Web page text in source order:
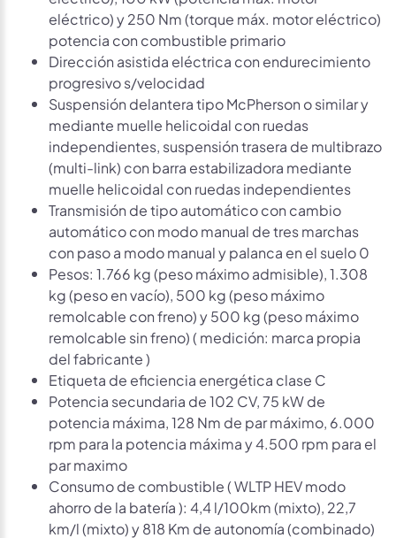
eléctrico) y 250 Nm (torque máx. motor eléctrico)
potencia con combustible primario
Dirección asistida eléctrica con endurecimiento
progresivo s/velocidad
Suspensión delantera tipo McPherson o similar y
mediante muelle helicoidal con ruedas
independientes, suspensión trasera de multibrazo
(multi-link) con barra estabilizadora mediante
muelle helicoidal con ruedas independientes
Transmisión de tipo automático con cambio
automático con modo manual de tres marchas
con paso a modo manual y palanca en el suelo 0
Pesos: 1.766 kg (peso máximo admisible), 1.308
kg (peso en vacío), 500 kg (peso máximo
remolcable con freno) y 500 kg (peso máximo
remolcable sin freno) ( medición: marca propia
del fabricante )
Etiqueta de eficiencia energética clase C
Potencia secundaria de 102 CV, 75 kW de
potencia máxima, 128 Nm de par máximo, 6.000
rpm para la potencia máxima y 4.500 rpm para el
par maximo
Consumo de combustible ( WLTP HEV modo
ahorro de la batería ): 4,4 l/100km (mixto), 22,7
km/l (mixto) y 818 Km de autonomía (combinado)